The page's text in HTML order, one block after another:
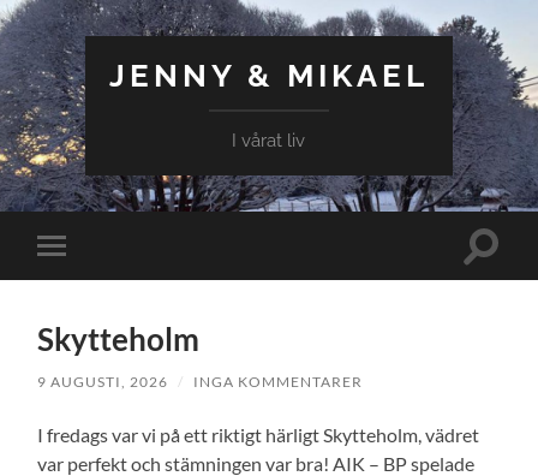
JENNY & MIKAEL
I vårat liv
Slå
på/av
Slå
Skytteholm
9 AUGUSTI, 2026 / INGA KOMMENTARER
I fredags var vi på ett riktigt härligt Skytteholm, vädret
var perfekt och stämningen var bra! AIK – BP spelade